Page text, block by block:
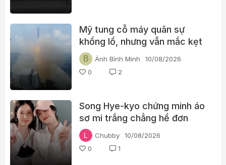
Mỹ tung cỗ máy quân sự
khổng lồ, nhưng vẫn mắc kẹt
trong bài toán Iran
B Ánh Bình Minh
10/08/2026
0
2
Song Hye-kyo chứng minh áo
sơ mi trắng chẳng hề đơn
điệu, chỉ cần phối cùng chân
váy và một đôi giày lười là đã
đủ thanh lịch, sành điệu
Chubby
10/08/2026
0
1